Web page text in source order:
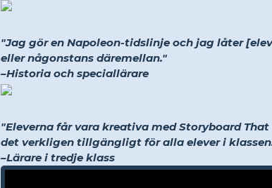
"Jag gör en Napoleon-tidslinje och jag låter
eller någonstans däremellan."
–Historia och speciallärare
"Eleverna får vara kreativa med Storyboard
det verkligen tillgängligt för alla elever i
–Lärare i tredje klass